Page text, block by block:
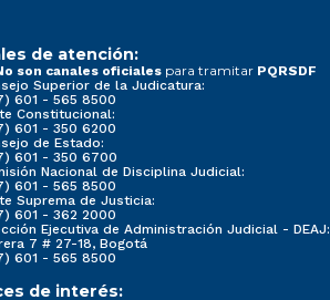
de atención:
son canales oficiales para tramitar PQRSDF
Superior de la Judicatura:
601 - 565 8500
Constitucional:
601 - 350 6200
de Estado:
601 - 350 6700
Nacional de Disciplina Judicial:
601 - 565 8500
Suprema de Justicia:
601 - 362 2000
Ejecutiva de Administración Judicial - DEAJ:
7 # 27-18, Bogotá
601 - 565 8500
de interés: